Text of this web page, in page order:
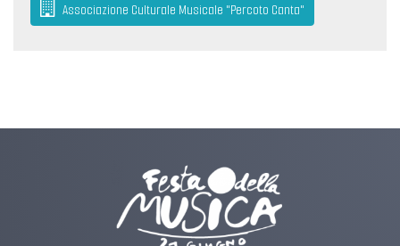
Associazione Culturale Musicale "Percoto Canta"